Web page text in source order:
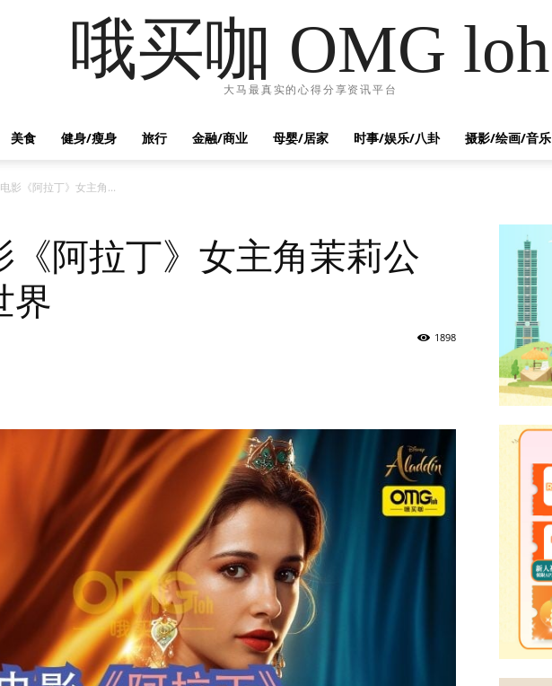
哦买咖 OMG loh
大马最真实的心得分享资讯平台
美食 健身/瘦身 旅行 金融/商业 母婴/居家 时事/娱乐/八卦 摄影/绘画/音乐
影《阿拉丁》女主角...
《阿拉丁》女主角茉莉公
界
1898